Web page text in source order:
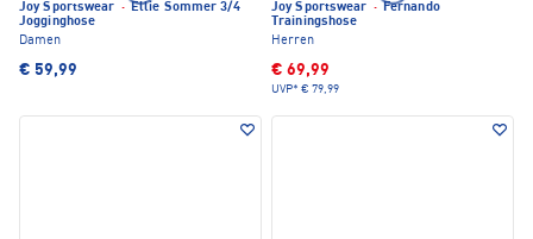
Joy Sportswear · Ellie Sommer 3/4
Jogginghose
Damen
€ 59,99
Joy Sportswear · Fernando
Trainingshose
Herren
€ 69,99
UVP* € 79,99